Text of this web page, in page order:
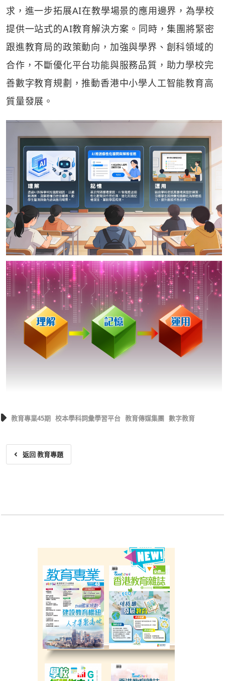
求，進一步拓展AI在教學場景的應用邊界，為學校
提供一站式的AI教育解決方案。同時，集團將緊密
跟進教育局的政策動向，加強與學界、創科領域的
合作，不斷優化平台功能與服務品質，助力學校完
善數字教育規劃，推動香港中小學人工智能教育高
質量發展。
教育專業45期 校本學科詞彙學習平台 教育傳媒集團 數字教育
返回 教育專題